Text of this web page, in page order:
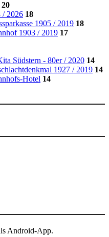
20
/ 2026 18
1905 / 2019 18
1903 / 2019 17
Südstern - 80er / 2020 14
1927 / 2019 14
Hotel 14
Android-App.